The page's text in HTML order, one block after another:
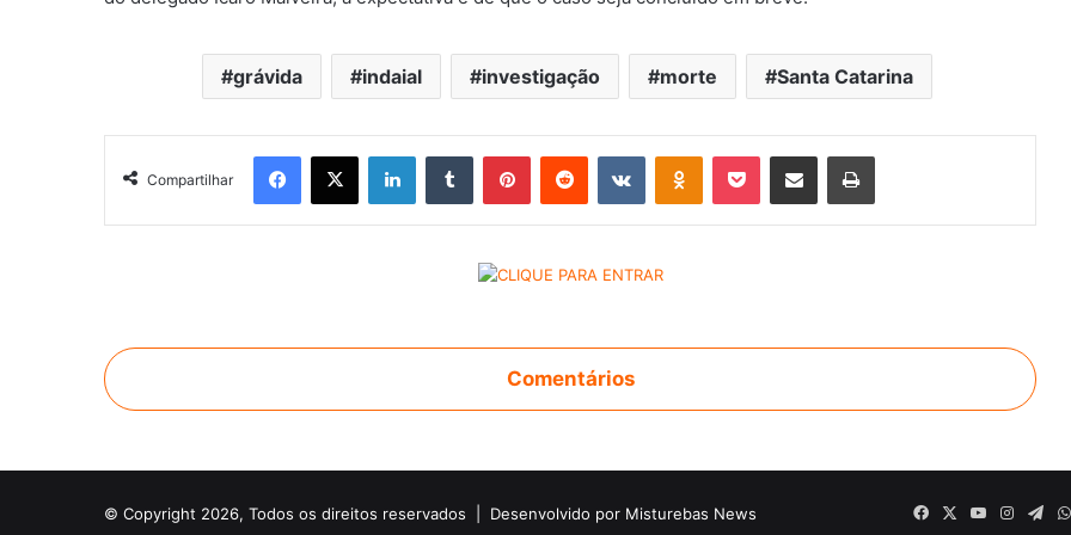
grávida indaial investigação morte Santa Catarina
Compartilhar
Comentários
© Copyright 2026, Todos os direitos reservados | Desenvolvido por Misturebas News FacebookYouTube